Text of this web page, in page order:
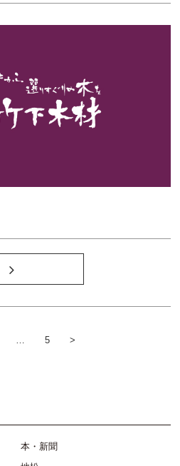
5 >
本・新聞